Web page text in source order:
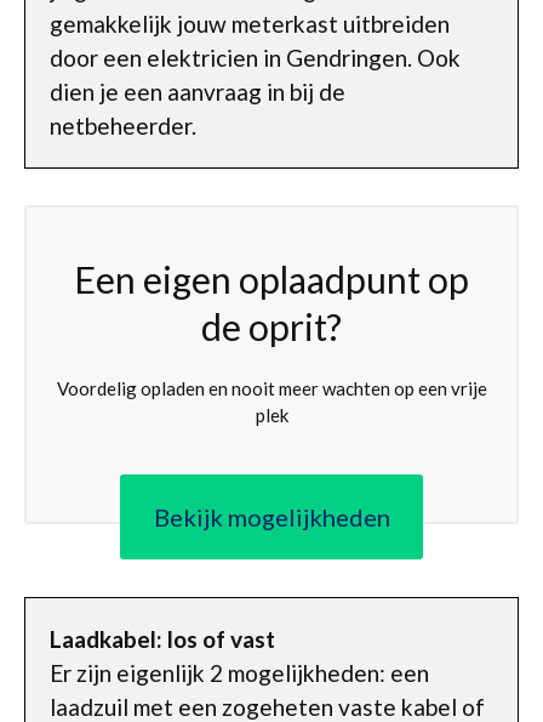
gemakkelijk jouw meterkast uitbreiden
door een elektricien in Gendringen. Ook
dien je een aanvraag in bij de
netbeheerder.
Een eigen oplaadpunt op
de oprit?
Voordelig opladen en nooit meer wachten op een vrije
plek
Bekijk mogelijkheden
Laadkabel: los of vast
Er zijn eigenlijk 2 mogelijkheden: een
laadzuil met een zogeheten vaste kabel of